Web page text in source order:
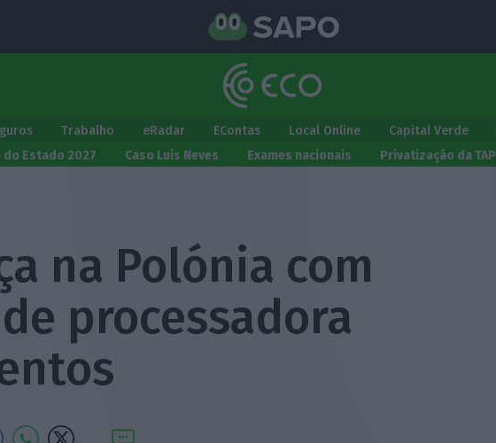
Trabalho eRadar EContas Local Online Capital Verde
Estado 2027
Caso Luís Neves Exames nacionais Privatização da TAP
na Polónia com
processadora